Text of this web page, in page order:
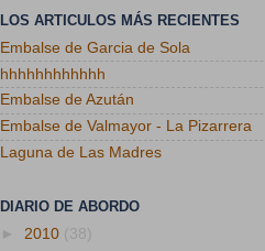
LOS ARTICULOS MÁS RECIENTES
Embalse de Garcia de Sola
hhhhhhhhhhhh
Embalse de Azután
Embalse de Valmayor - La Pizarrera
Laguna de Las Madres
DIARIO DE ABORDO
► 2010 (38)